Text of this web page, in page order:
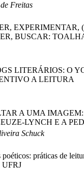
Freitas
EXPERIMENTAR,
BUSCAR:
LITERÁRIOS: O
A LEITURA
A UMA
LYNCH E A
Schuck
poéticos: práticas de